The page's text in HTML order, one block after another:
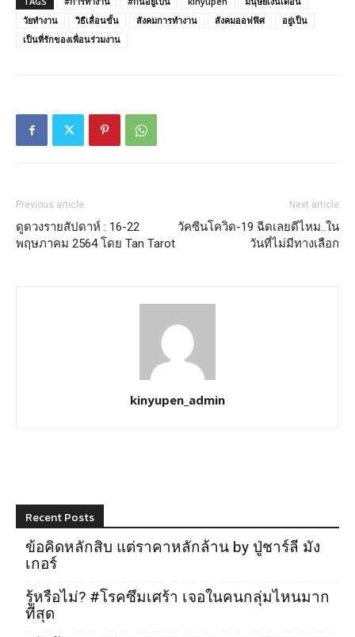
วัยทำงาน
วิธีเลื่อนขั้น สังคมการทำงาน สังคมออฟฟิศ
อยู่เป็น
เป็นที่รักของเพื่อนร่วมงาน
Previous article
ดูดวงรายสัปดาห์ : 16-22
พฤษภาคม 2564 โดย Tan Tarot
Next article
วัคซีนโควิด-19 ฉีดเลยดีไหม..ใน
วันที่ไม่มีทางเลือก
kinyupen_admin
Recent Posts
ข้อคิดหลักสิบ แต่ราคาหลักล้าน by ปู่ชาร์ลี มัง
เกอร์
รู้หรือไม่? #โรคซึมเศร้า เจอในคนกลุ่มไหนมาก
ที่สุด